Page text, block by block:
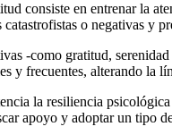
consiste en entrenar la
o negativas y
-como gratitud,
y frecuentes, alterando la
la resiliencia
apoyo y adoptar un tipo